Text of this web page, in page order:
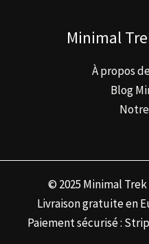
Minimal
À propos
Blog
© 2025 Minimal
Livraison gratuite en
Paiement sécurisé :